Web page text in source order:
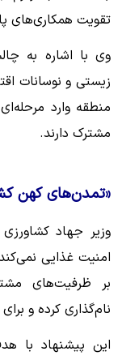
تقویت همکاری‌های
وی با اشاره به
زیستی و نوسانات
منطقه وارد
مشترک دارند.
«تمدن‌های کهن
وزیر جهاد
امنیت غذایی
بر ظرفیت‌های
نام‌گذاری کرده و
این پیشنهاد با